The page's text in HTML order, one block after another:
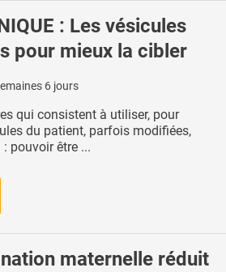
: Les vésicules
pour mieux la cibler
6 jours
qui consistent à utiliser, pour
du patient, parfois modifiées,
pouvoir être ...
maternelle réduit